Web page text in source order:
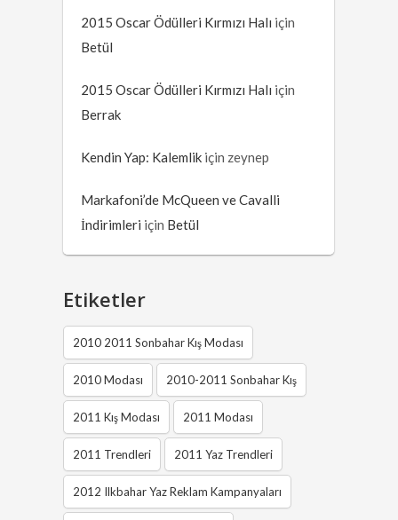
2015 Oscar Ödülleri Kırmızı Halı için
Betül
2015 Oscar Ödülleri Kırmızı Halı için
Berrak
Kendin Yap: Kalemlik için zeynep
Markafoni’de McQueen ve Cavalli
İndirimleri için Betül
Etiketler
2010 2011 Sonbahar Kış Modası
2010 Modası 2010-2011 Sonbahar Kış
2011 Kış Modası 2011 Modası
2011 Trendleri 2011 Yaz Trendleri
2012 Ilkbahar Yaz Reklam Kampanyaları